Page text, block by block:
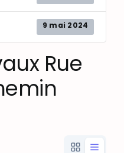
9 mai 2024
Rue